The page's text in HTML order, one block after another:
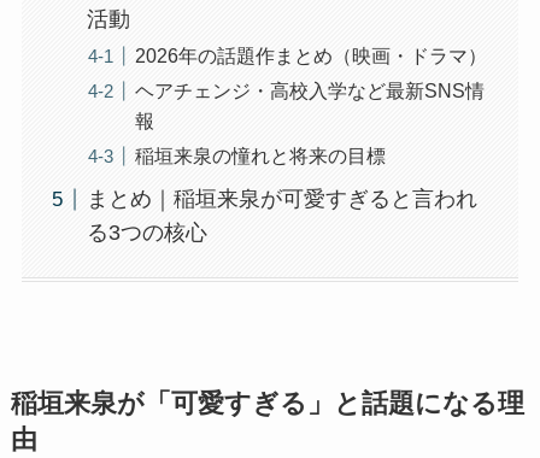
活動
2026年の話題作まとめ（映画・ドラマ）
ヘアチェンジ・高校入学など最新SNS情
報
稲垣来泉の憧れと将来の目標
まとめ｜稲垣来泉が可愛すぎると言われ
る3つの核心
稲垣来泉が「可愛すぎる」と話題になる理
由